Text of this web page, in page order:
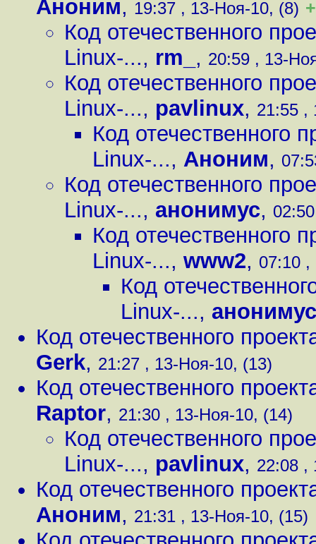
Аноним, 19:37 , 13-Ноя-10, (8)
Код отечественного
Linux-..., rm_ , 20:59 , 13-
Код отечественного
Linux-..., pavlinux, 21:55 ,
Код отечественного
Linux-..., Аноним,
Код отечественного
Linux-..., анонимус,
Код отечественного
Linux-..., www2, 07:10
Код
Linux-..., анонимус
Код отечественного
Gerk, 21:27 , 13-Ноя-10, (13)
Код отечественного
Raptor, 21:30 , 13-Ноя-10, (14)
Код отечественного
Linux-..., pavlinux, 22:08 ,
Код отечественного
Аноним, 21:31 , 13-Ноя-10, (15)